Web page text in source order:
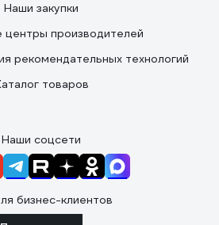
Наши закупки
производителей
рекомендательных технологий
товаров
Наши соцсети
бизнес-клиентов